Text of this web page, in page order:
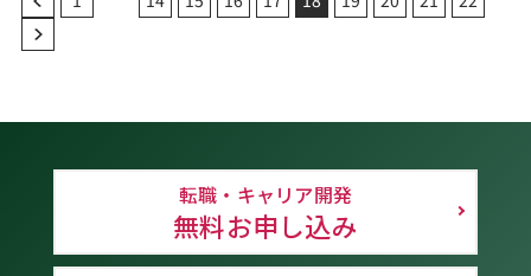
転職・キャリア開発
無料お申し込み